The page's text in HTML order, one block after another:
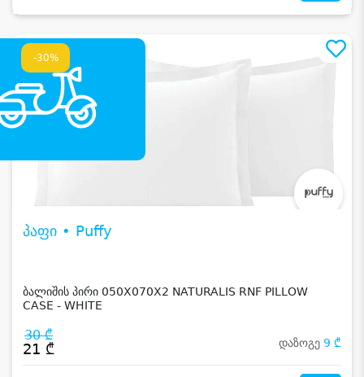
-30%
პაფი • Puffy
ბალიშის პირი 050X070X2 NATURALIS RNF PILLOW
CASE - WHITE
30 ₾
21 ₾ დაზოგე 9 ₾